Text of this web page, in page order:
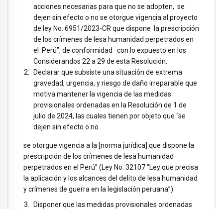
acciones necesarias para que no se adopten, se
dejen sin efecto o no se otorgue vigencia al proyecto
de ley No. 6951/2023-CR que dispone la prescripción
de los crímenes de lesa humanidad perpetrados en
el Perú”, de conformidad con lo expuesto en los
Considerandos 22 a 29 de esta Resolución.
Declarar que subsiste una situación de extrema
gravedad, urgencia, y riesgo de daño irreparable que
motiva mantener la vigencia de las medidas
provisionales ordenadas en la Resolución de 1 de
julio de 2024, las cuales tienen por objeto que “se
dejen sin efecto o no
se otorgue vigencia a la [norma jurídica] que dispone la
prescripción de los crímenes de lesa humanidad
perpetrados en el Perú” (Ley No. 32107 “Ley que precisa
la aplicación y los alcances del delito de lesa humanidad
y crímenes de guerra en la legislación peruana”).
Disponer que las medidas provisionales ordenadas